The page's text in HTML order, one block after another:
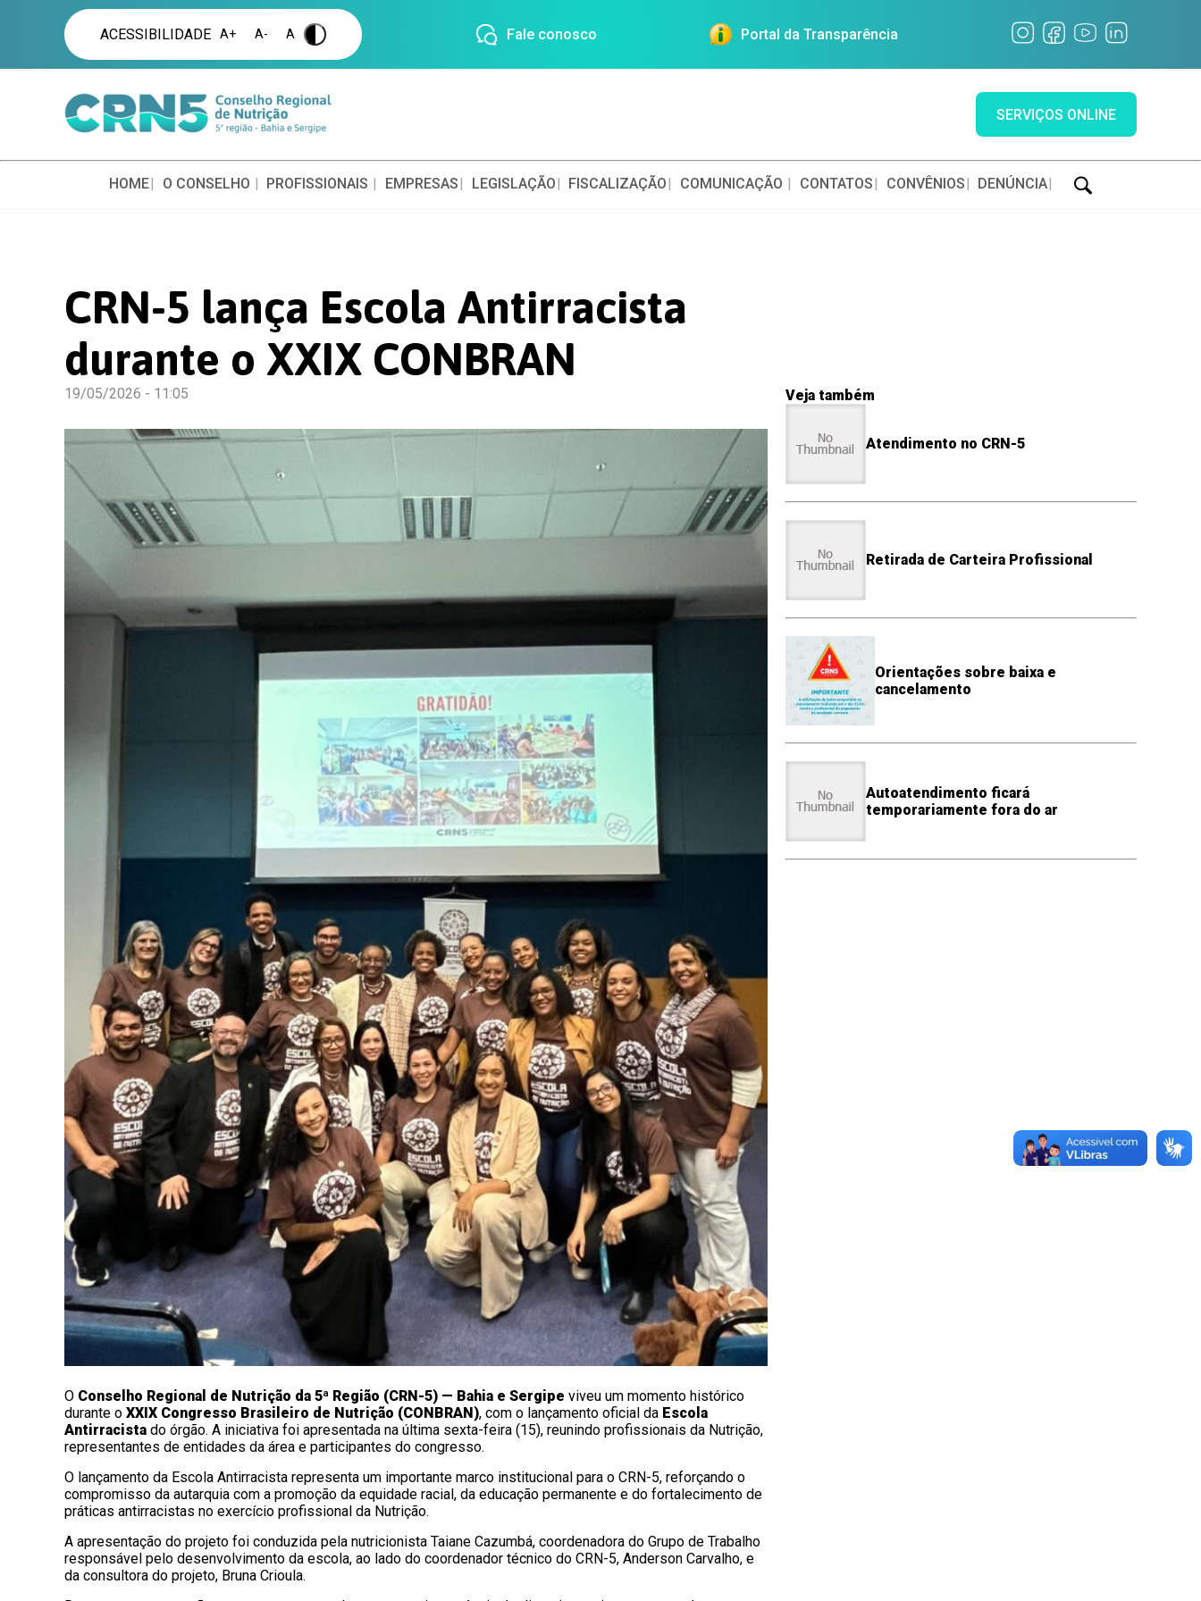
ACESSIBILIDADE A+ A- A . Fale conosco Portal da Transparência
SERVIÇOS ONLINE
HOME O CONSELHO PROFISSIONAIS EMPRESAS LEGISLAÇÃO FISCALIZAÇÃO COMUNICAÇÃO CONTATOS CONVÊNIOS DENÚNCIA
CRN-5 lança Escola Antirracista
durante o XXIX CONBRAN
19/05/2026 - 11:05
O Conselho Regional de Nutrição da 5ª Região (CRN-5) — Bahia e Sergipe viveu um momento histórico
durante o XXIX Congresso Brasileiro de Nutrição (CONBRAN), com o lançamento oficial da Escola
Antirracista do órgão. A iniciativa foi apresentada na última sexta-feira (15), reunindo profissionais da Nutrição,
representantes de entidades da área e participantes do congresso.
O lançamento da Escola Antirracista representa um importante marco institucional para o CRN-5, reforçando o
compromisso da autarquia com a promoção da equidade racial, da educação permanente e do fortalecimento de
práticas antirracistas no exercício profissional da Nutrição.
A apresentação do projeto foi conduzida pela nutricionista Taiane Cazumbá, coordenadora do Grupo de Trabalho
responsável pelo desenvolvimento da escola, ao lado do coordenador técnico do CRN-5, Anderson Carvalho, e
da consultora do projeto, Bruna Crioula.
Veja também
Atendimento no CRN-5
Retirada de Carteira Profissional
Orientações sobre baixa e
cancelamento
Autoatendimento ficará
temporariamente fora do ar